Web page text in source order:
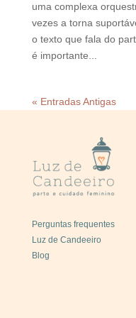
uma complexa
vezes a torna
o texto que fala do
é importante...
« Entradas Antigas
Perguntas frequentes
Luz de Candeeiro
Blog